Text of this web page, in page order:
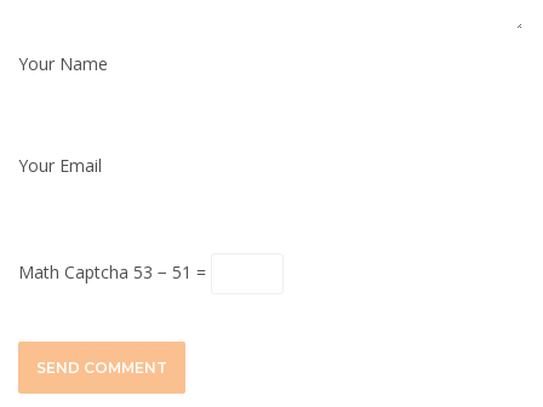
Your Name
Your Email
Math Captcha 53 − 51 =